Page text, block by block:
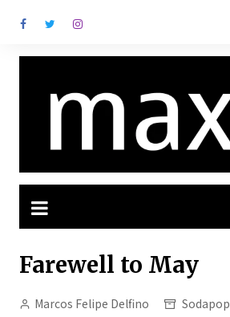
para
Farewell to May
Marcos Felipe Delfino Sodapop